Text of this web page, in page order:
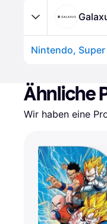
Nintendo,
Ähnliche
Wir haben eine